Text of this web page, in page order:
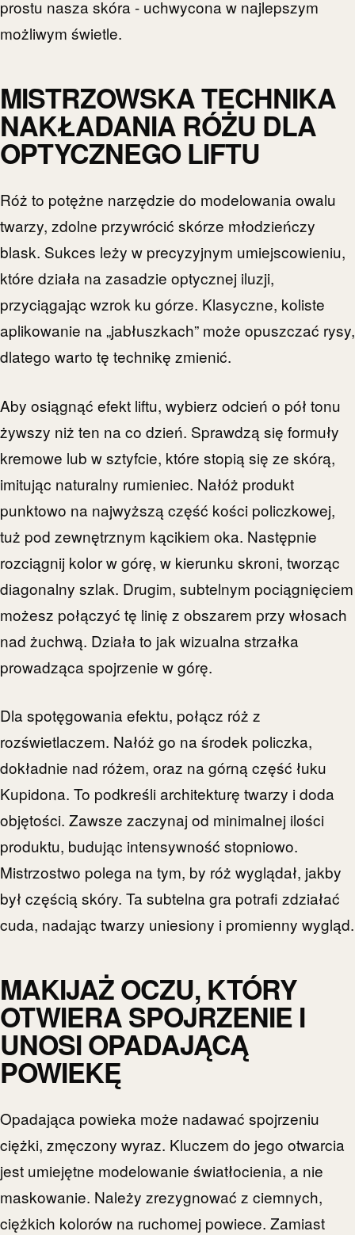
prostu nasza skóra - uchwycona w najlepszym
możliwym świetle.
MISTRZOWSKA TECHNIKA
NAKŁADANIA RÓŻU DLA
OPTYCZNEGO LIFTU
Róż to potężne narzędzie do modelowania owalu
twarzy, zdolne przywrócić skórze młodzieńczy
blask. Sukces leży w precyzyjnym umiejscowieniu,
które działa na zasadzie optycznej iluzji,
przyciągając wzrok ku górze. Klasyczne, koliste
aplikowanie na „jabłuszkach” może opuszczać rysy,
dlatego warto tę technikę zmienić.
Aby osiągnąć efekt liftu, wybierz odcień o pół tonu
żywszy niż ten na co dzień. Sprawdzą się formuły
kremowe lub w sztyfcie, które stopią się ze skórą,
imitując naturalny rumieniec. Nałóż produkt
punktowo na najwyższą część kości policzkowej,
tuż pod zewnętrznym kącikiem oka. Następnie
rozciągnij kolor w górę, w kierunku skroni, tworząc
diagonalny szlak. Drugim, subtelnym pociągnięciem
możesz połączyć tę linię z obszarem przy włosach
nad żuchwą. Działa to jak wizualna strzałka
prowadząca spojrzenie w górę.
Dla spotęgowania efektu, połącz róż z
rozświetlaczem. Nałóż go na środek policzka,
dokładnie nad różem, oraz na górną część łuku
Kupidona. To podkreśli architekturę twarzy i doda
objętości. Zawsze zaczynaj od minimalnej ilości
produktu, budując intensywność stopniowo.
Mistrzostwo polega na tym, by róż wyglądał, jakby
był częścią skóry. Ta subtelna gra potrafi zdziałać
cuda, nadając twarzy uniesiony i promienny wygląd.
MAKIJAŻ OCZU, KTÓRY
OTWIERA SPOJRZENIE I
UNOSI OPADAJĄCĄ
POWIEKĘ
Opadająca powieka może nadawać spojrzeniu
ciężki, zmęczony wyraz. Kluczem do jego otwarcia
jest umiejętne modelowanie światłocienia, a nie
maskowanie. Należy zrezygnować z ciemnych,
ciężkich kolorów na ruchomej powiece. Zamiast